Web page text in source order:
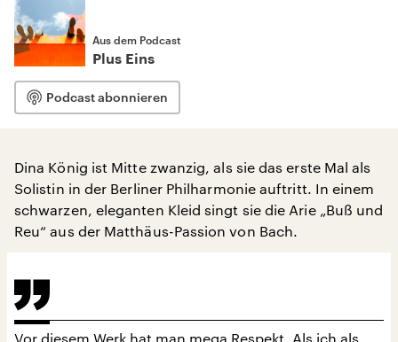
Aus dem Podcast
Plus Eins
Podcast abonnieren
Dina König ist Mitte zwanzig, als sie das erste Mal als
Solistin in der Berliner Philharmonie auftritt. In einem
schwarzen, eleganten Kleid singt sie die Arie „Buß und
Reu“ aus der Matthäus-Passion von Bach.
Vor diesem Werk hat man mega Respekt. Als ich als